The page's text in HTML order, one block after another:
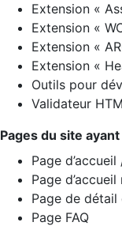
Extension «
Extension «
Extension «
Extension «
Outils pour
Validateur
Pages du site
Page
Page
Page de détail
Page FAQ